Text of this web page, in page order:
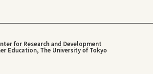
for Research and Development
Education, The University of Tokyo